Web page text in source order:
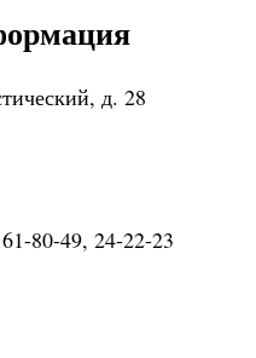
д. 28
80-49, 24-22-23